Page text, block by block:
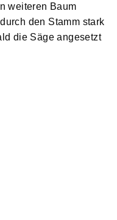
weiteren Baum
den Stamm stark
die Säge angesetzt